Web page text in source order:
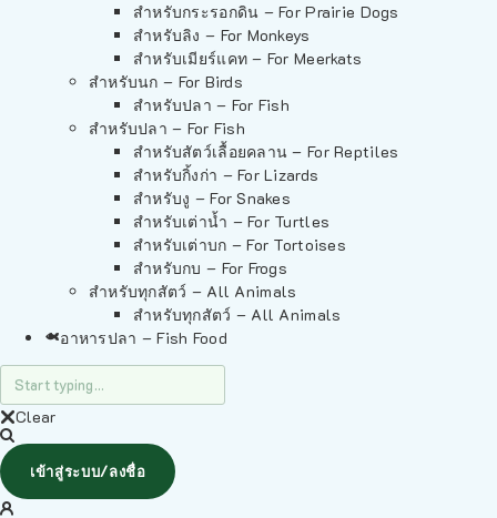
สำหรับกระรอกดิน – For Prairie Dogs
สำหรับลิง – For Monkeys
สำหรับเมียร์แคท – For Meerkats
สำหรับนก – For Birds
สำหรับปลา – For Fish
สำหรับปลา – For Fish
สำหรับสัตว์เลื้อยคลาน – For Reptiles
สำหรับกิ้งก่า – For Lizards
สำหรับงู – For Snakes
สำหรับเต่าน้ำ – For Turtles
สำหรับเต่าบก – For Tortoises
สำหรับกบ – For Frogs
สำหรับทุกสัตว์ – All Animals
สำหรับทุกสัตว์ – All Animals
อาหารปลา – Fish Food
Clear
เข้าสู่ระบบ/ลงชื่อ